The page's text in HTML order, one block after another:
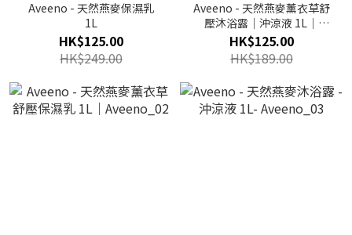
Aveeno - 天然燕麥保濕乳
1L
HK$125.00
HK$249.00
Aveeno - 天然燕麥薰衣草舒
壓沐浴露｜沖涼液 1L｜
Aveeno_01
HK$125.00
HK$189.00